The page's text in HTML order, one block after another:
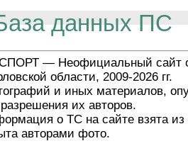
данных ПС
— Неофициальный сайт
области, 2009-2026 гг.
и иных материалов,
их авторов.
о ТС на сайте взята из
авторами фото.